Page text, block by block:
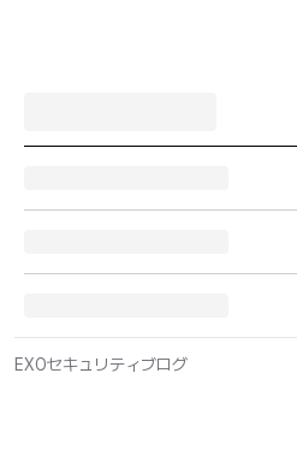
EXOセキュリティブログ